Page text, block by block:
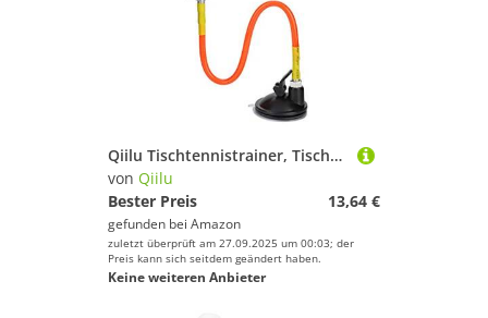
Qiilu Tischtennistrainer, Tischtennistrainer, Roboter, Tischtennisball, Sucker, verstellbar, Pingpong Ball, Trainingsgerät, PVC, Rebound Ball, Trainingsgerät
von Qiilu
Bester Preis
13,64 €
gefunden bei Amazon
zuletzt überprüft am 27.09.2025 um 00:03; der
Preis kann sich seitdem geändert haben.
Keine weiteren Anbieter